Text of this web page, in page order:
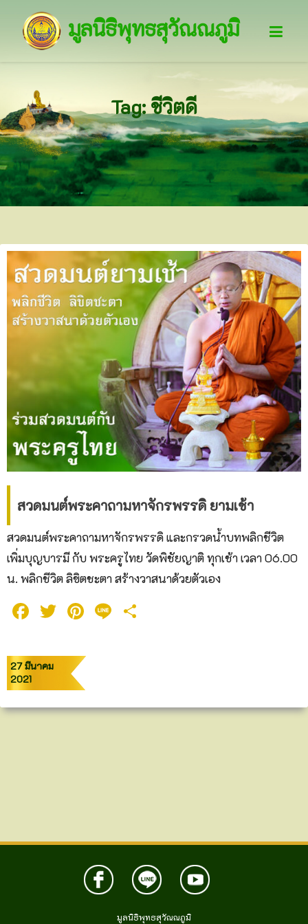
มูลนิธิพุทธสุวัณณภูมิ
Tag: ชีวิตดี
สวดมนต์พระคาถามหาจักรพรรดิ ยามเช้า
สวดมนต์พระคาถามหาจักรพรรดิ และกรวดน้ำบทพลิกชีวิต
เพิ่มบุญบารมี กับ พระครูไทย วัดพิชัยญาติ ทุกเช้า เวลา 06.00
น. พลิกชีวิต ลิขิตชะตา สร้างวาสนาด้วยตัวเอง
Facebook
Twitter
Pinterest
Line
27 มีนาคม
2021
มูลนิธิพุทธสุวัณณภูมิ